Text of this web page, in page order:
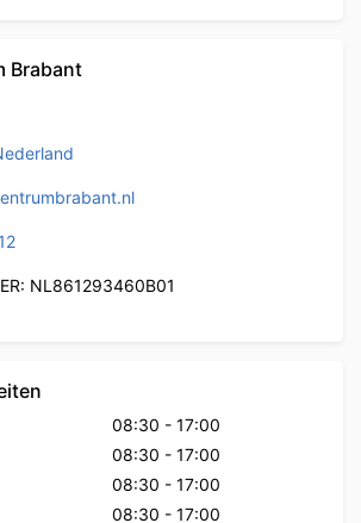
Brabant
NL861293460B01
08:30 - 17:00
08:30 - 17:00
08:30 - 17:00
08:30 - 17:00